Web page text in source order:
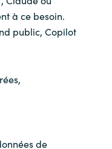
à ce besoin.
public, Copilot
de